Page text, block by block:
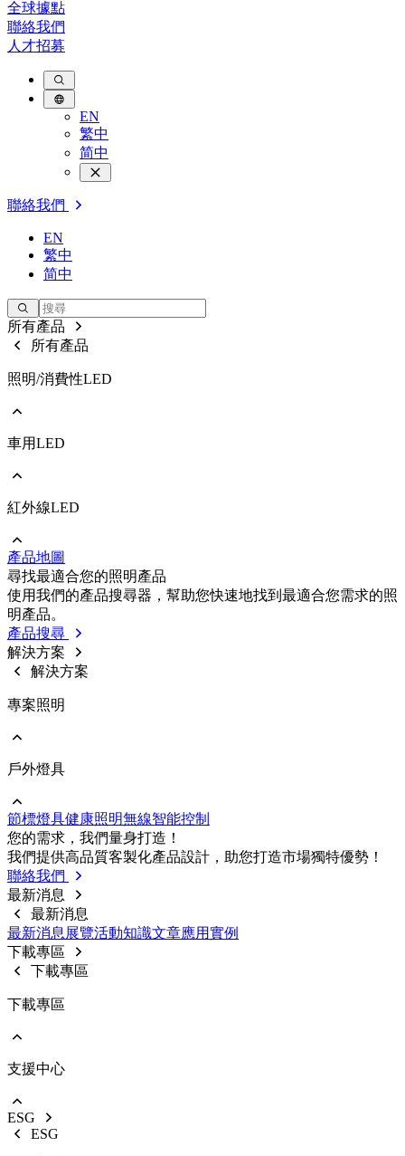
全球據點
聯絡我們
人才招募
EN
繁中
简中
聯絡我們
EN
繁中
简中
所有產品
所有產品
照明/消費性LED
前往 照明/消費性LED
COB
車用LED
前往 車用LED
Ceramic
紅外線LED
前往 紅外線LED
IR LED
Photodetectors
IR Laser
ToF
Datalink
Optical Sensors
產品地圖
尋找最適合您的照明產品
使用我們的產品搜尋器，幫助您快速地找到最適合您需求的照
明產品。
產品搜尋
解決方案
解決方案
專案照明
前往 專案照明
戶外燈具
前往 戶外燈具
路燈
投光燈
工礦燈
節標燈具健康照明無線智能控制
您的需求，我們量⾝打造！
我們提供⾼品質客製化產品設計，助您打造市場獨特優勢！
聯絡我們
最新消息
最新消息
最新消息 展覽活動知識⽂章應⽤實例
下載專區
下載專區
下載專區
EOL產品停產通知
支援中心
影音中心
ESG
ESG